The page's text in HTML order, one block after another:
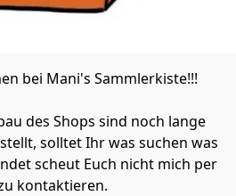
bei Mani's Sammlerkiste!!!
des Shops sind noch lange
solltet Ihr was suchen was
scheut Euch nicht mich per
kontaktieren.